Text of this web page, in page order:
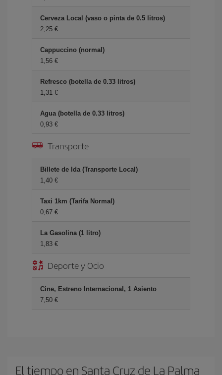
Cerveza Local (vaso o pinta de 0.5 litros)
2,25 €
Cappuccino (normal)
1,56 €
Refresco (botella de 0.33 litros)
1,31 €
Agua (botella de 0.33 litros)
0,93 €
Transporte
Billete de Ida (Transporte Local)
1,40 €
Taxi 1km (Tarifa Normal)
0,67 €
La Gasolina (1 litro)
1,83 €
Deporte y Ocio
Cine, Estreno Internacional, 1 Asiento
7,50 €
El tiempo en Santa Cruz de La Palma